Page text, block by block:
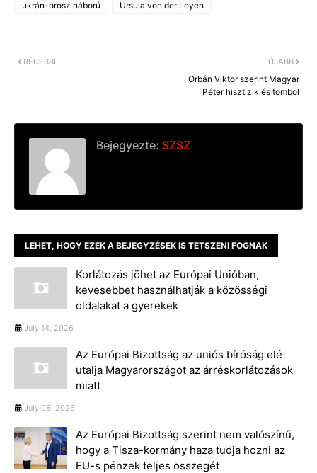
o n i
ukrán-orosz háború
Ursula von der Leyen
ÚJABB
Orbán Viktor szerint Magyar
Péter hisztizik és tombol
RÉGEBBI
Bejegyezte: SZSZ
LEHET, HOGY EZEK A BEJEGYZÉSEK IS TETSZENI FOGNAK
Korlátozás jöhet az Európai Unióban,
kevesebbet használhatják a közösségi
oldalakat a gyerekek
July 14, 2026
Az Európai Bizottság az uniós bíróság elé
utalja Magyarországot az árréskorlátozások
miatt
July 08, 2026
Az Európai Bizottság szerint nem valószínű,
hogy a Tisza-kormány haza tudja hozni az
EU-s pénzek teljes összegét